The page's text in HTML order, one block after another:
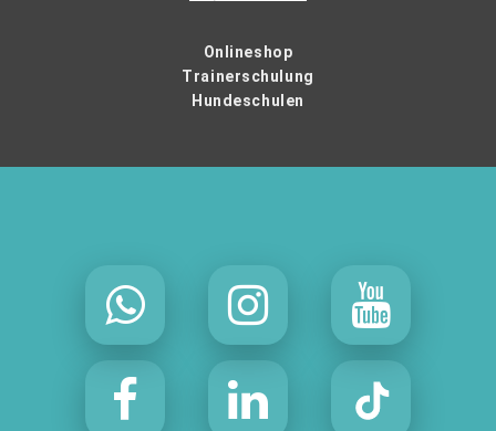
Onlineshop
Trainerschulung
Hundeschulen